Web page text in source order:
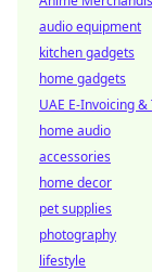
audio equipment
kitchen gadgets
home gadgets
UAE E-Invoicing &
home audio
accessories
home decor
pet supplies
photography
lifestyle